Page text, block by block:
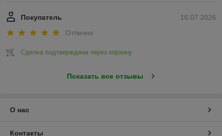
16.07.2026
Покупатель
Отлично
Сделка подтверждена через корзину
Показать все отзывы
О нас
Контакты